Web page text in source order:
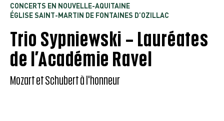
CONCERTS EN NOUVELLE-AQUITAINE
ÉGLISE SAINT-MARTIN DE FONTAINES D’OZILLAC
Trio Sypniewski – Lauréates
de l’Académie Ravel
Mozart et Schubert à l'honneur